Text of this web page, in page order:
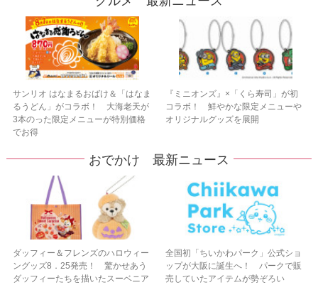
サンリオ はなまるおばけ＆「はなま
るうどん」がコラボ！ 大海老天が
3本のった限定メニューが特別価格
でお得
『ミニオンズ』×「くら寿司」が初
コラボ！ 鮮やかな限定メニューや
オリジナルグッズを展開
おでかけ 最新ニュース
ダッフィー＆フレンズのハロウィー
ングッズ8．25発売！ 驚かせあう
ダッフィーたちを描いたスーベニア
全国初「ちいかわパーク」公式ショ
ップが大阪に誕生へ！ パークで販
売していたアイテムが勢ぞろい